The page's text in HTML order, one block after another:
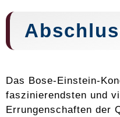
Das Bose-Einstein-
faszinierendsten und
Errungenschaften der